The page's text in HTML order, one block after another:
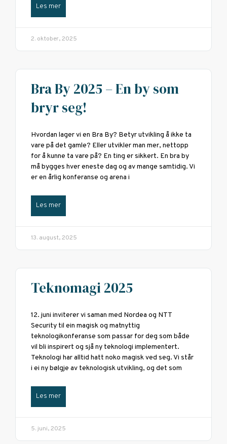
Les mer
2. oktober, 2025
Bra By 2025 – En by som
bryr seg!
Hvordan lager vi en Bra By? Betyr utvikling å ikke ta
vare på det gamle? Eller utvikler man mer, nettopp
for å kunne ta vare på? En ting er sikkert. En bra by
må bygges hver eneste dag og av mange samtidig. Vi
er en årlig konferanse og arena i
Les mer
13. august, 2025
Teknomagi 2025
12. juni inviterer vi saman med Nordea og NTT
Security til ein magisk og matnyttig
teknologikonferanse som passar for deg som både
vil bli inspirert og sjå ny teknologi implementert.
Teknologi har alltid hatt noko magisk ved seg. Vi står
i ei ny bølgje av teknologisk utvikling, og det som
Les mer
5. juni, 2025